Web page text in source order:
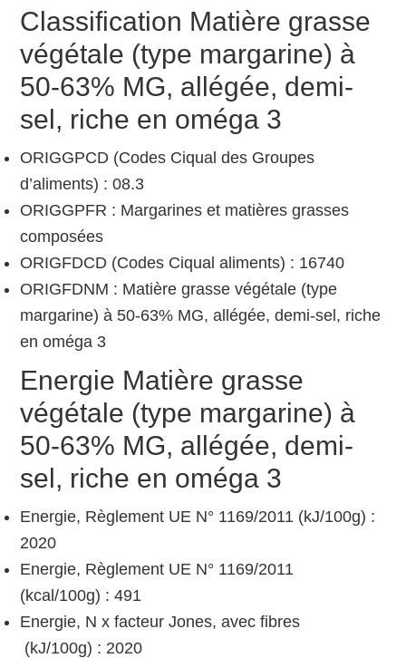
Classification Matière grasse
végétale (type margarine) à
50-63% MG, allégée, demi-
sel, riche en oméga 3
ORIGGPCD (Codes Ciqual des Groupes
d’aliments) : 08.3
ORIGGPFR : Margarines et matières grasses
composées
ORIGFDCD (Codes Ciqual aliments) : 16740
ORIGFDNM : Matière grasse végétale (type
margarine) à 50-63% MG, allégée, demi-sel, riche
en oméga 3
Energie Matière grasse
végétale (type margarine) à
50-63% MG, allégée, demi-
sel, riche en oméga 3
Energie, Règlement UE N° 1169/2011 (kJ/100g) :
2020
Energie, Règlement UE N° 1169/2011
(kcal/100g) : 491
Energie, N x facteur Jones, avec fibres
(kJ/100g) : 2020